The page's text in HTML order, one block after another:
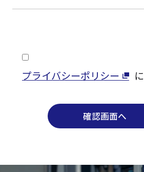
プライバシーポリシー
確認画面へ